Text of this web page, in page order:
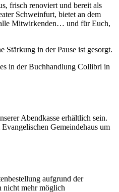
frisch renoviert und bereit als
Schweinfurt, bietet an dem
Mitwirkenden… und für Euch,
Stärkung in der Pause ist gesorgt.
in der Buchhandlung Collibri in
Abendkasse erhältlich sein.
Gemeindehaus um
aufgrund der
nicht mehr möglich